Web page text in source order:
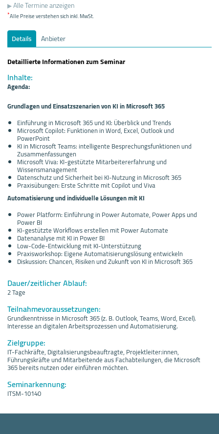
Alle Termine anzeigen
*Alle Preise verstehen sich inkl. MwSt.
Details
Anbieter
Detaillierte Informationen zum Seminar
Inhalte:
Agenda:
Grundlagen und Einsatzszenarien von KI in Microsoft 365
Einführung in Microsoft 365 und KI: Überblick und Trends
Microsoft Copilot: Funktionen in Word, Excel, Outlook und
PowerPoint
KI in Microsoft Teams: intelligente Besprechungsfunktionen und
Zusammenfassungen
Microsoft Viva: KI-gestützte Mitarbeitererfahrung und
Wissensmanagement
Datenschutz und Sicherheit bei KI-Nutzung in Microsoft 365
Praxisübungen: Erste Schritte mit Copilot und Viva
Automatisierung und individuelle Lösungen mit KI
Power Platform: Einführung in Power Automate, Power Apps und
Power BI
KI-gestützte Workflows erstellen mit Power Automate
Datenanalyse mit KI in Power BI
Low-Code-Entwicklung mit KI-Unterstützung
Praxisworkshop: Eigene Automatisierungslösung entwickeln
Diskussion: Chancen, Risiken und Zukunft von KI in Microsoft 365
Dauer/zeitlicher Ablauf:
2 Tage
Teilnahmevoraussetzungen:
Grundkenntnisse in Microsoft 365 (z. B. Outlook, Teams, Word, Excel).
Interesse an digitalen Arbeitsprozessen und Automatisierung.
Zielgruppe:
IT-Fachkräfte, Digitalisierungsbeauftragte, Projektleiter:innen,
Führungskräfte und Mitarbeitende aus Fachabteilungen, die Microsoft
365 bereits nutzen oder einführen möchten.
Seminarkennung:
ITSM-10140